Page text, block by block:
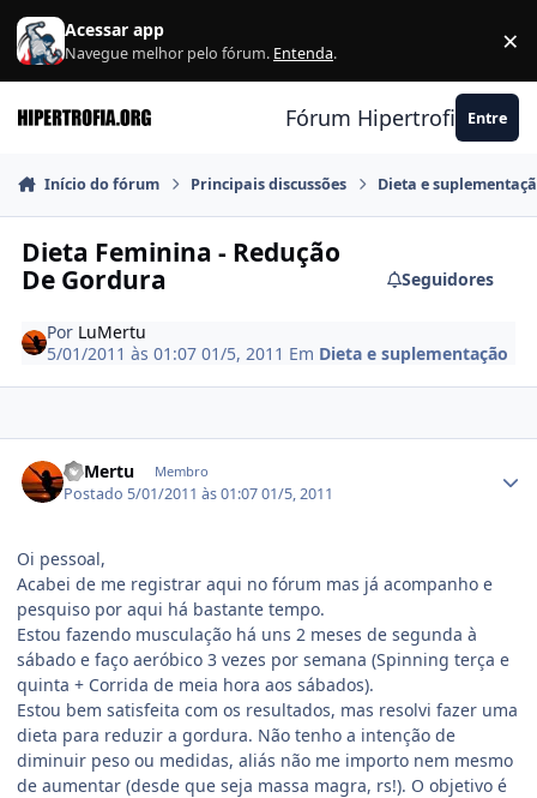
Ir para conteúdo
Acessar app
Navegue melhor pelo fórum. Entenda. ×
Fórum Hipertrofia.org
Entre
Início do fórum Principais discussões Dieta e
Dieta Feminina - Redução
De Gordura
Seguidores
Por LuMertu
5/01/2011 às 01:0701/5, 2011 Em Dieta e suplementação
LuMertu Membro
Postado 5/01/2011 às 01:0701/5, 2011
Oi pessoal,
Acabei de me registrar aqui no fórum mas já acompanho e
pesquiso por aqui há bastante tempo.
Estou fazendo musculação há uns 2 meses de segunda à
sábado e faço aeróbico 3 vezes por semana (Spinning terça e
quinta + Corrida de meia hora aos sábados).
Estou bem satisfeita com os resultados, mas resolvi fazer uma
dieta para reduzir a gordura. Não tenho a intenção de
diminuir peso ou medidas, aliás não me importo nem mesmo
de aumentar (desde que seja massa magra, rs!). O objetivo é